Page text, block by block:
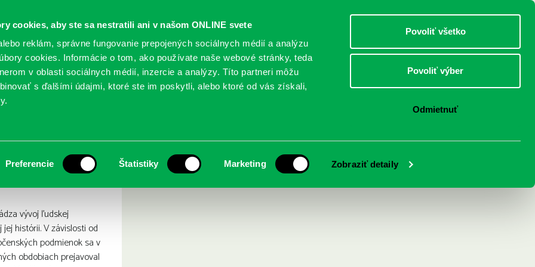
cookies, aby ste sa nestratili ani v našom ONLINE svete
reklám, správne fungovanie prepojených sociálnych médií a analýzu
cookies. Informácie o tom, ako používate naše webové stránky, teda
v oblasti sociálnych médií, inzercie a analýzy. Títo partneri môžu
s ďalšími údajmi, ktoré ste im poskytli, alebo ktoré od vás získali,
Preferencie Štatistiky Marketing Zobraziť detaily
Povoliť všetko
Povoliť výber
Odmietnuť
DOSPELÍ
SLUŽBY PODUJATIA POBOČKY O KNIŽNICI
hrozba doby
vývoj ľudskej
histórii. V závislosti od
podmienok sa v
obdobiach prejavoval